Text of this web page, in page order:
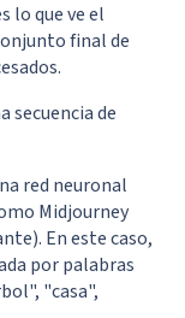
lo que ve el
final de
secuencia de
red neuronal
Midjourney
En este caso,
por palabras
"casa",